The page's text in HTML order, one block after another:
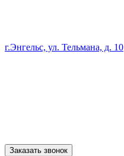
г.Энгельс, ул. Тельмана, д. 10
Заказать звонок